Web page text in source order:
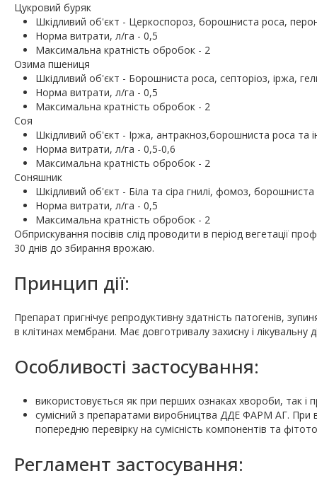
Цукровий буряк
Шкiдливий об'єкт - Церкоспороз, борошниста роса,
Норма витрати, л/га - 0,5
Максимальна кратність обробок - 2
Озима пшениця
Шкiдливий об'єкт - Борошниста роса, септоріоз, іржа,
Норма витрати, л/га - 0,5
Максимальна кратність обробок - 2
Соя
Шкiдливий об'єкт - Іржа, антракноз,борошниста роса та
Норма витрати, л/га - 0,5-0,6
Максимальна кратність обробок - 2
Соняшник
Шкiдливий об'єкт - Біла та сіра гнилі, фомоз, борошниста
Норма витрати, л/га - 0,5
Максимальна кратність обробок - 2
Обприскування посівів слід проводити в період вегетації
30 днів до збирання врожаю.
Принцип дії:
Препарат пригнічує репродуктивну здатність патогенів,
в клітинах мембрани. Має довготривалу захисну і лікувальну
Особливості застосування:
використовується як при перших ознаках хвороби, так і
сумісний з препаратами виробництва ДДЕ ФАРМ АГ. При
попередню перевірку на сумісність компонентів та
Регламент застосування: